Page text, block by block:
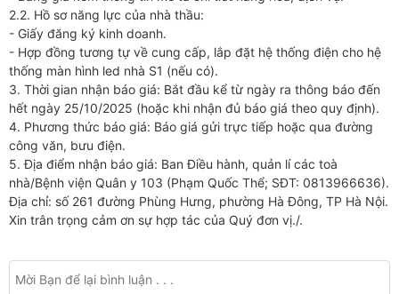
2.2. Hồ sơ năng lực của nhà thầu:
- Giấy đăng ký kinh doanh.
- Hợp đồng tương tự về cung cấp, lắp đặt hệ thống điện cho hệ
thống màn hình led nhà S1 (nếu có).
3. Thời gian nhận báo giá: Bắt đầu kể từ ngày ra thông báo đến
hết ngày 25/10/2025 (hoặc khi nhận đủ báo giá theo quy định).
4. Phương thức báo giá: Báo giá gửi trực tiếp hoặc qua đường
công văn, bưu điện.
5. Địa điểm nhận báo giá: Ban Điều hành, quản lí các toà
nhà/Bệnh viện Quân y 103 (Phạm Quốc Thể; SĐT: 0813966636).
Địa chỉ: số 261 đường Phùng Hưng, phường Hà Đông, TP Hà Nội.
Xin trân trọng cảm ơn sự hợp tác của Quý đơn vị./.